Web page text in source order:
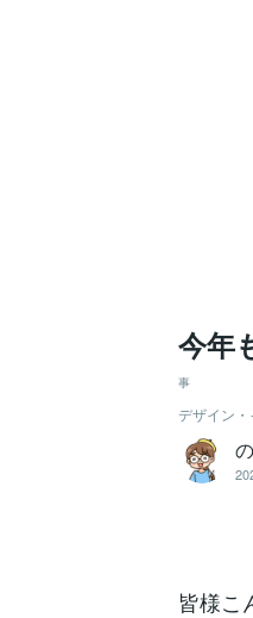
今年
事
デザイン・
皆様こ